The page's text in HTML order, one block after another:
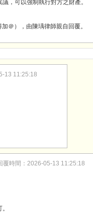
，可以強制執行對方之財產。
加＠），由陳瑀律師親自回覆。
13 11:25:18
覆時間：2026-05-13 11:25:18